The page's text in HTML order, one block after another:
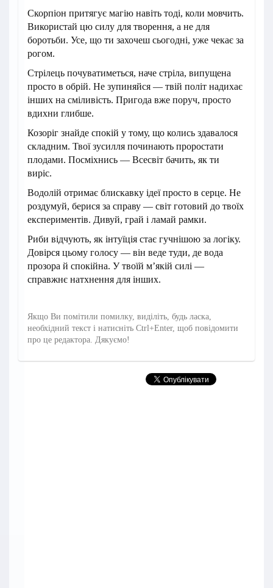
Скорпіон притягує магію навіть тоді, коли мовчить.
Використай цю силу для творення, а не для
боротьби. Усе, що ти захочеш сьогодні, уже чекає за
рогом.
Стрілець почуватиметься, наче стріла, випущена
просто в обрій. Не зупиняйся — твій політ надихає
інших на сміливість. Пригода вже поруч, просто
вдихни глибше.
Козоріг знайде спокій у тому, що колись здавалося
складним. Твої зусилля починають проростати
плодами. Посміхнись — Всесвіт бачить, як ти
виріс.
Водолій отримає блискавку ідеї просто в серце. Не
роздумуй, берися за справу — світ готовий до твоїх
експериментів. Дивуй, грай і ламай рамки.
Риби відчують, як інтуїція стає гучнішою за логіку.
Довірся цьому голосу — він веде туди, де вода
прозора й спокійна. У твоїй м’якій силі —
справжнє натхнення для інших.
Якщо Ви помітили помилку, виділіть, будь ласка,
необхідний текст і натисніть Ctrl+Enter, щоб повідомити
про це редактора. Дякуємо!